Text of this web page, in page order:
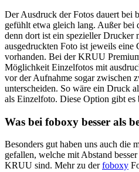
Der Ausdruck der Fotos dauert bei
gefühlt etwa gleich lang. Außer
denn dort ist ein spezieller Drucker
ausgedruckten Foto ist jeweils eine
vorhanden. Bei der KRUU
Möglichkeit Einzelfotos mit
vor der Aufnahme sogar zwischen
unterscheiden. So wäre ein Druck
als Einzelfoto. Diese Option gibt
Was bei foboxy besser als
Besonders gut haben uns auch die
gefallen, welche mit Abstand
KRUU sind. Mehr zu derfoboxy